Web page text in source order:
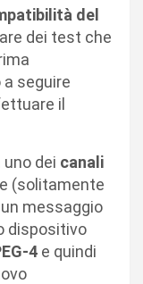
del
dei test che
seguire
il
dei canali
(solitamente
messaggio
dispositivo
4 e quindi